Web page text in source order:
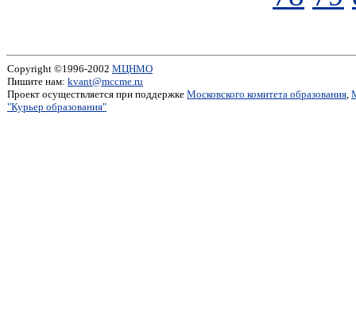
Copyright ©1996-2002 МЦНМО
Пишите нам: kvant@mccme.ru
Проект осуществляется при поддержке Московского комитета образования,
"Курьер образования"